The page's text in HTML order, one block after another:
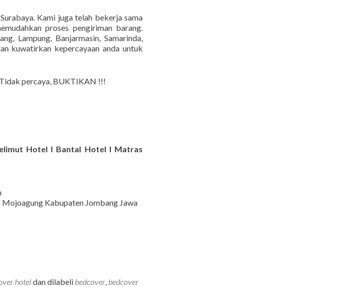
Kami juga telah bekerja sama
proses pengiriman barang.
Lampung, Banjarmasin, Samarinda,
kuwatirkan kepercayaan anda untuk
percaya, BUKTIKAN !!!
Hotel I Bantal Hotel I Matras
Kabupaten Jombang Jawa
hoteldan dilabeli bedcover, bedcover